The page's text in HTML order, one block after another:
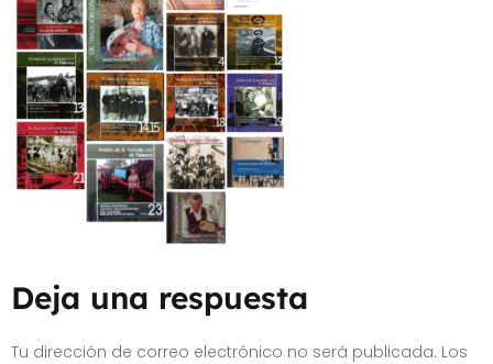
Deja una respuesta
Tu dirección de correo electrónico no será publicada. Los